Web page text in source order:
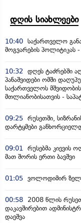
დღის სიახლეები
10:40 საქართველო
მოგვარების პოლიტიკას -
10:32 დღეს ტაძრებში
პანაშვიდები ომში
საქართველოს
მთლიანობისათვის -
09:25 რუსეთში,
დარტყმები
09:01 რუსებმა კიევის
მათ შორის ერთი ბავშვი
01:05 ვოლოდიმირ
00:58
2008 წლის
დაკავშირებით
დაეშვა